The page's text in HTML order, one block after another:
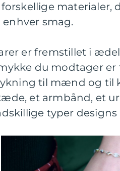
materialer,
smag.
er fremstillet i
du modtager
til mænd og til
et armbånd, et
typer designs